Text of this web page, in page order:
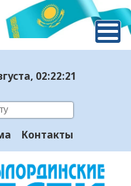
, 02:22:22
Контакты